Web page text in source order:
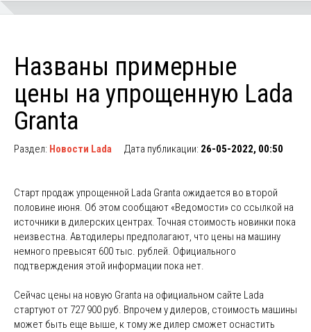
Названы примерные
цены на упрощенную Lada
Granta
Раздел: Новости Lada Дата публикации: 26-05-2022, 00:50
Старт продаж упрощенной Lada Granta ожидается во второй
половине июня. Об этом сообщают «Ведомости» со ссылкой на
источники в дилерских центрах. Точная стоимость новинки пока
неизвестна. Автодилеры предполагают, что цены на машину
немного превысят 600 тыс. рублей. Официального
подтверждения этой информации пока нет.
Сейчас цены на новую Granta на официальном сайте Lada
стартуют от 727 900 руб. Впрочем у дилеров, стоимость машины
может быть еще выше, к тому же дилер сможет оснастить